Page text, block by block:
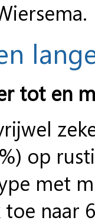
tot en
op
met
naar